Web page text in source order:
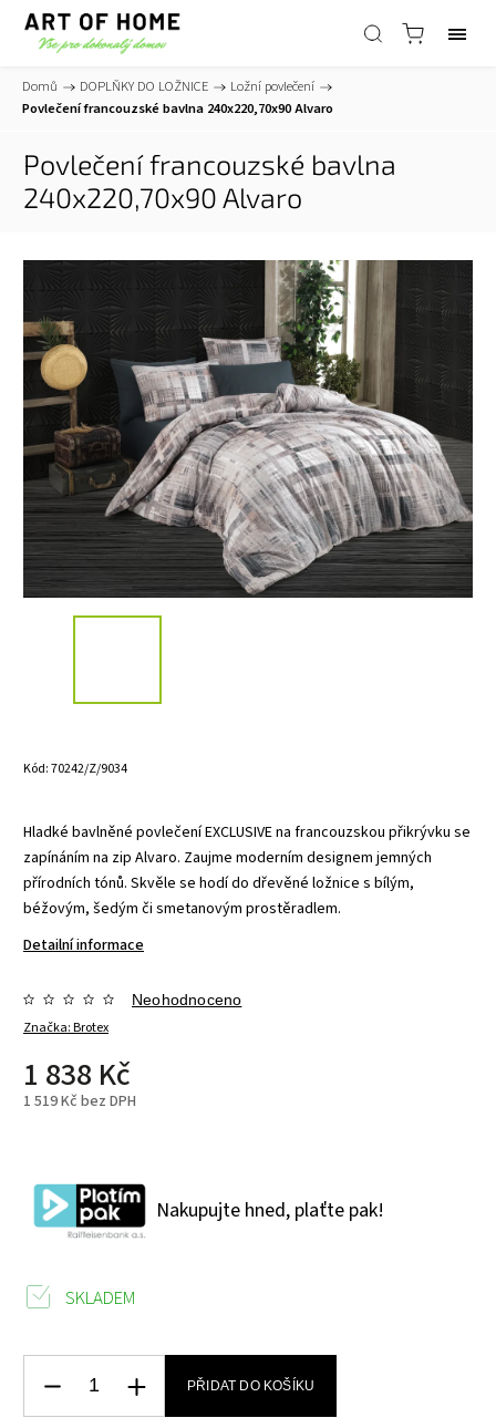
Domů / DOPLŇKY DO LOŽNICE / Ložní povlečení /
Povlečení francouzské bavlna 240x220,70x90 Alvaro
Povlečení francouzské bavlna
240x220,70x90 Alvaro
Kód:70242/Z/9034
Hladké bavlněné povlečení EXCLUSIVE na francouzskou přikrývku se
zapínáním na zip Alvaro. Zaujme moderním designem jemných
přírodních tónů. Skvěle se hodí do dřevěné ložnice s bílým,
béžovým, šedým či smetanovým prostěradlem.
Detailní informace
Značka:Brotex
Neohodnoceno
1 838 Kč
1 519 Kč bez DPH
Nakupujte hned, plaťte pak!
SKLADEM
PŘIDAT DO KOŠÍKU